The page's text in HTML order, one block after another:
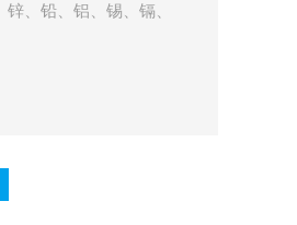
、铅、铝、锡、镉、
检测领域。